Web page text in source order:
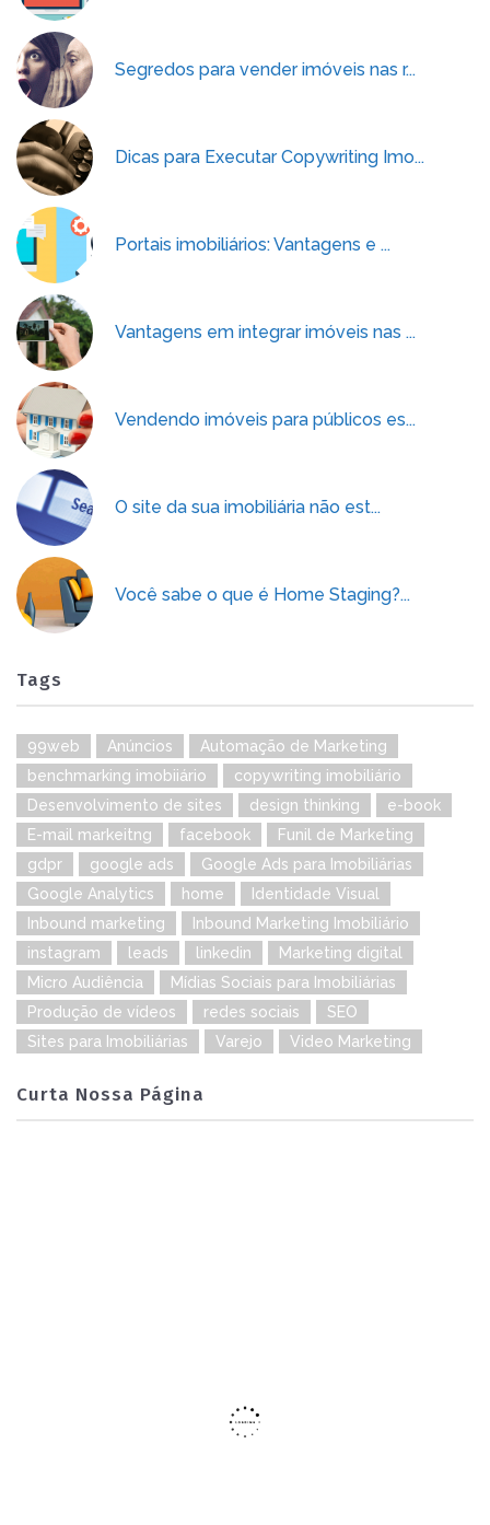
Segredos para vender imóveis nas r...
Dicas para Executar Copywriting Imo...
Portais imobiliários: Vantagens e ...
Vantagens em integrar imóveis nas ...
Vendendo imóveis para públicos es...
O site da sua imobiliária não est...
Você sabe o que é Home Staging?...
Tags
99web Anúncios
Automação de Marketing
benchmarking imobiiário
copywriting imobiliário
Desenvolvimento de sites
design thinking
e-book
E-mail markeitng
facebook
Funil de Marketing
gdpr
google ads
Google Ads para Imobiliárias
Google Analytics
home
Identidade Visual
Inbound marketing
Inbound Marketing Imobiliário
instagram
leads linkedin
Marketing digital
Micro Audiência
Mídias Sociais para Imobiliárias
Produção de vídeos
redes sociais
SEO
Sites para Imobiliárias
Varejo Video Marketing
Curta Nossa Página